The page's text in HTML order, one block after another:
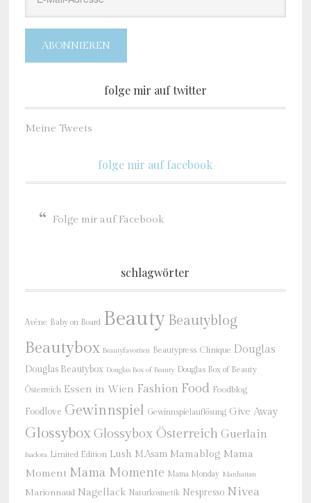
ABONNIEREN
folge mir auf twitter
Meine Tweets
folge mir auf facebook
Folge mir auf Facebook
schlagwörter
Avène Baby on Board Beauty Beautyblog
Beautybox Beautyfavoriten Beautypress Clinique Douglas
Douglas Beautybox Douglas Box of Beauty Douglas Box of Beauty
Österreich Essen in Wien Fashion Food Foodblog
Foodlove Gewinnspiel Gewinnspielauflösung Give Away
GlossyboxGlossybox Österreich Guerlain
Isadora Limited Edition Lush M.Asam Mamablog Mama
Moment Mama Momente Mama Monday Manhattan
Marionnaud Nagellack Naturkosmetik Nespresso Nivea